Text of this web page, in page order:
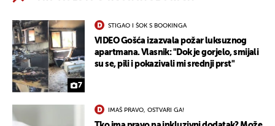
7
STIGAO I ŠOK S BOOKINGA
VIDEO Gošća izazvala požar luksuznog
apartmana. Vlasnik: "Dok je gorjelo, smijali
su se, pili i pokazivali mi srednji prst"
IMAŠ PRAVO, OSTVARI GA!